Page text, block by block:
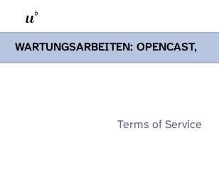
WARTUNGSARBEITEN: OPENCAST,
PODCASTS & TOBIRA
Mi 19. August
Opencast-Videos und Tobira nicht zur
Terms of Service